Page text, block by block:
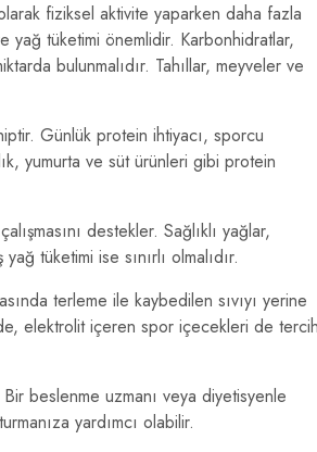
fiziksel aktivite yaparken daha fazla
tüketimi önemlidir. Karbonhidratlar,
bulunmalıdır. Tahıllar, meyveler ve
Günlük protein ihtiyacı, sporcu
yumurta ve süt ürünleri gibi protein
destekler. Sağlıklı yağlar,
tüketimi ise sınırlı olmalıdır.
terleme ile kaybedilen sıvıyı yerine
elektrolit içeren spor içecekleri de
beslenme uzmanı veya diyetisyenle
yardımcı olabilir.